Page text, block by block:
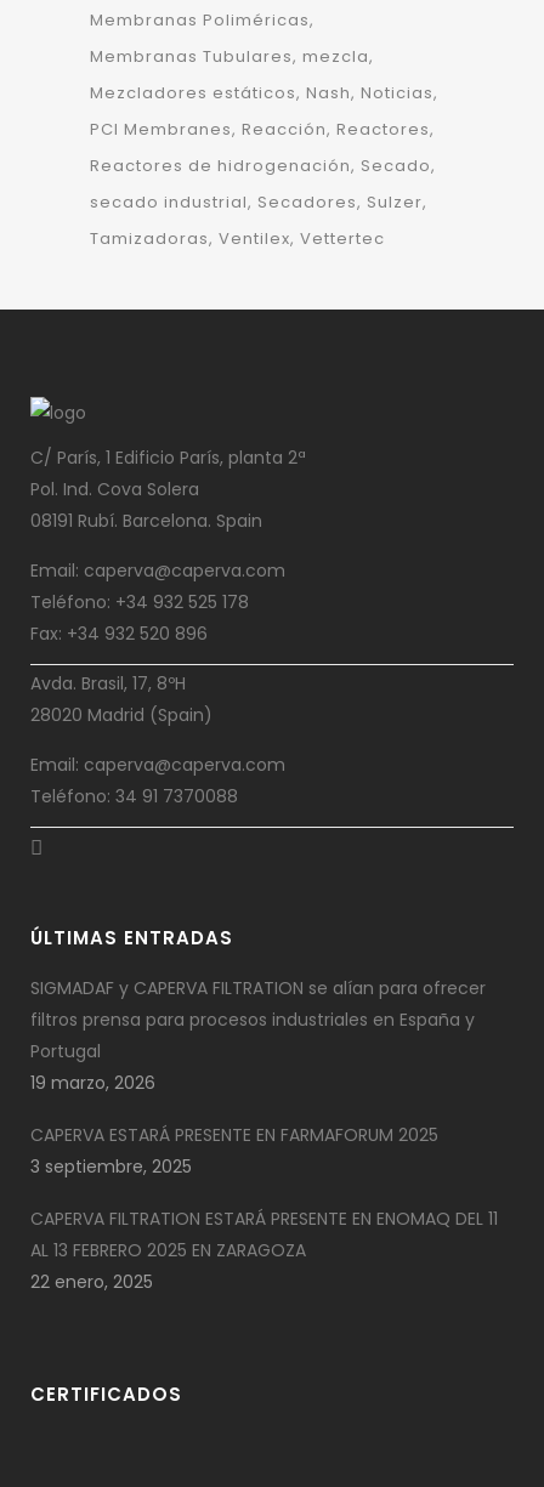
Membranas Poliméricas
Membranas Tubulares mezcla
Mezcladores estáticos Nash Noticias
PCI Membranes Reacción Reactores
Reactores de hidrogenación Secado
secado industrial Secadores Sulzer
Tamizadoras Ventilex Vettertec
C/ París, 1 Edificio París, planta 2ª
Pol. Ind. Cova Solera
08191 Rubí. Barcelona. Spain
Email: caperva@caperva.com
Teléfono: +34 932 525 178
Fax: +34 932 520 896
Avda. Brasil, 17, 8ºH
28020 Madrid (Spain)
Email: caperva@caperva.com
Teléfono: 34 91 7370088
ÚLTIMAS ENTRADAS
SIGMADAF y CAPERVA FILTRATION se alían para ofrecer
filtros prensa para procesos industriales en España y
Portugal
19 marzo, 2026
CAPERVA ESTARÁ PRESENTE EN FARMAFORUM 2025
3 septiembre, 2025
CAPERVA FILTRATION ESTARÁ PRESENTE EN ENOMAQ DEL 11
AL 13 FEBRERO 2025 EN ZARAGOZA
22 enero, 2025
CERTIFICADOS